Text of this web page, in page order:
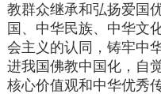
教群众继承和弘扬爱国
国、中华民族、中华文
会主义的认同，铸牢中
进我国佛教中国化，自
核心价值观和中华优秀